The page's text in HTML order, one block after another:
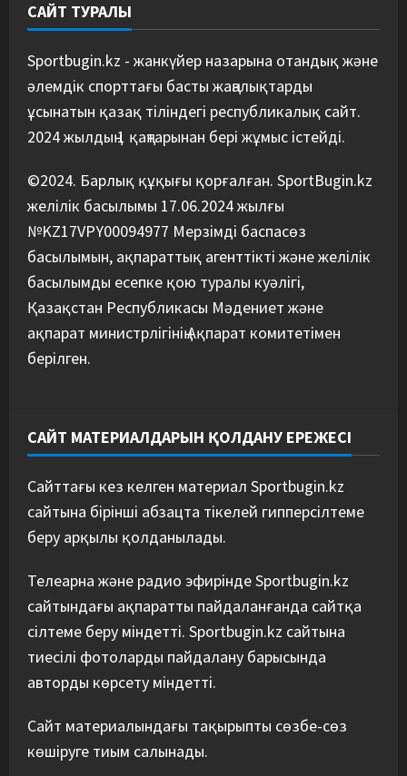
5
құрамасы алаяқтардың кесірінен
ұша алмай қалды
САЙТ ТУРАЛЫ
Sportbugin.kz - жанкүйер назарына отандық және
әлемдік спорттағы басты жаңалықтарды
ұсынатын қазақ тіліндегі республикалық сайт.
2024 жылдың 1 қаңтарынан бері жұмыс істейді.
©2024. Барлық құқығы қорғалған. SportBugin.kz
желілік басылымы 17.06.2024 жылғы
№KZ17VPY00094977 Мерзімді баспасөз
басылымын, ақпараттық агенттікті және желілік
басылымды есепке қою туралы куәлігі,
Қазақстан Республикасы Мәдениет және
ақпарат министрлігінің Ақпарат комитетімен
берілген.
САЙТ МАТЕРИАЛДАРЫН ҚОЛДАНУ ЕРЕЖЕСІ
Сайттағы кез келген материал Sportbugin.kz
сайтына бірінші абзацта тікелей гипперсілтеме
беру арқылы қолданылады.
Телеарна және радио эфирінде Sportbugin.kz
сайтындағы ақпаратты пайдаланғанда сайтқа
сілтеме беру міндетті. Sportbugin.kz сайтына
тиесілі фотоларды пайдалану барысында
авторды көрсету міндетті.
Сайт материалындағы тақырыпты сөзбе-сөз
көшіруге тиым салынады.